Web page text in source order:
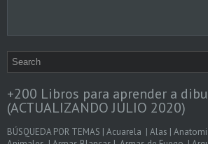
+200 Libros para aprender a
(ACTUALIZANDO JULIO 2020)
BÚSQUEDA POR TEMAS | Acuarela | Alas |